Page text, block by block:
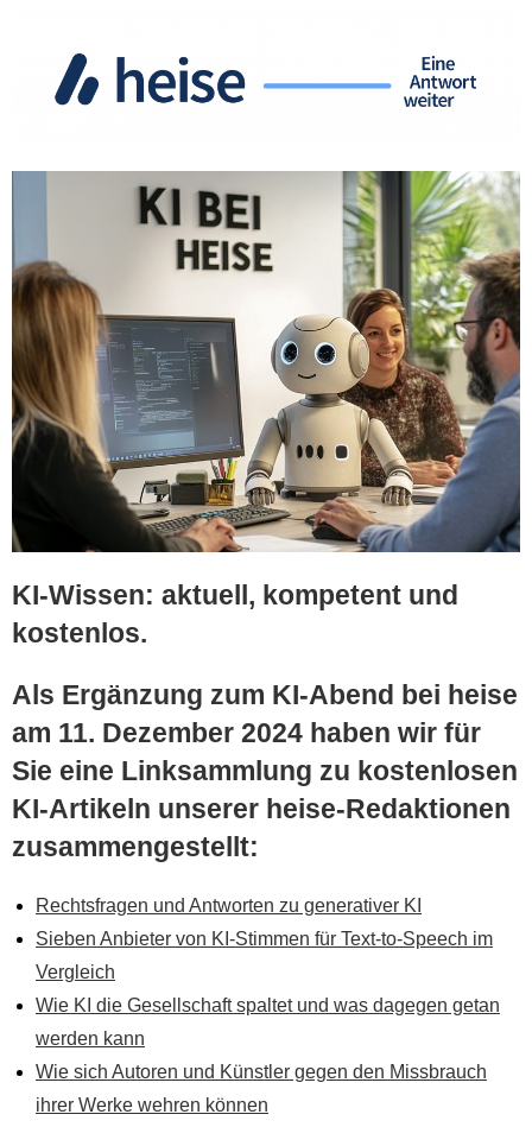
KI-Wissen: aktuell, kompetent und
kostenlos.
Als Ergänzung zum KI-Abend bei heise
am 11. Dezember 2024 haben wir für
Sie eine Linksammlung zu kostenlosen
KI-Artikeln unserer heise-Redaktionen
zusammengestellt:
Rechtsfragen und Antworten zu generativer KI
Sieben Anbieter von KI-Stimmen für Text-to-Speech im
Vergleich
Wie KI die Gesellschaft spaltet und was dagegen getan
werden kann
Wie sich Autoren und Künstler gegen den Missbrauch
ihrer Werke wehren können